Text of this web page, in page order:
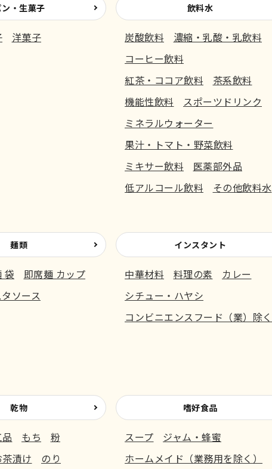
・生菓子
洋菓子
飲料水
炭酸飲料
濃縮・乳酸・乳飲料
コーヒー飲料
紅茶・ココア飲料
茶系飲料
機能性飲料
スポーツドリンク
ミネラルウォーター
果汁・トマト・野菜飲料
ミキサー飲料
医薬部外品
低アルコール飲料
その他飲料水
麺類
袋
即席麺 カップ
ソース
インスタント
中華材料 料理の素
カレー
シチュー・ハヤシ
コンビニエンスフード（業）除く
乾物
もち
粉
漬け
のり
嗜好食品
スープ
ジャム・蜂蜜
ホームメイド（業務用を除く）